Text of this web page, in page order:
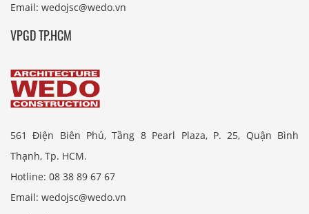
Email: wedojsc@wedo.vn
VPGD TP.HCM
561 Điện Biên Phủ, Tầng 8 Pearl Plaza, P. 25, Quận Bình
Thạnh, Tp. HCM.
Hotline: 08 38 89 67 67
Email: wedojsc@wedo.vn